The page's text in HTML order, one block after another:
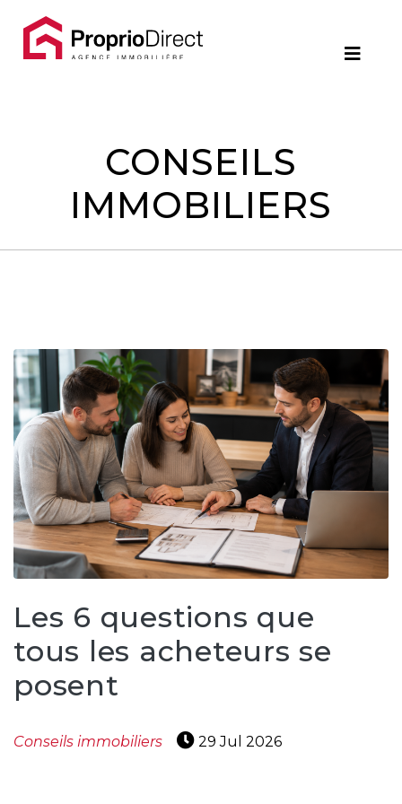
Contact
COURTIERS
Partenaires
Témoignages
Blogue
ACHAT
immobilière
Avec
un
vous
CONSEILS
IMMOBILIERS
Les 6 questions que
tous les acheteurs se
posent
Conseils immobiliers 29 Jul 2026